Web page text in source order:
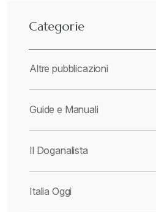
Categorie
Altre pubblicazioni
Guide e Manuali
Il Doganalista
Italia Oggi